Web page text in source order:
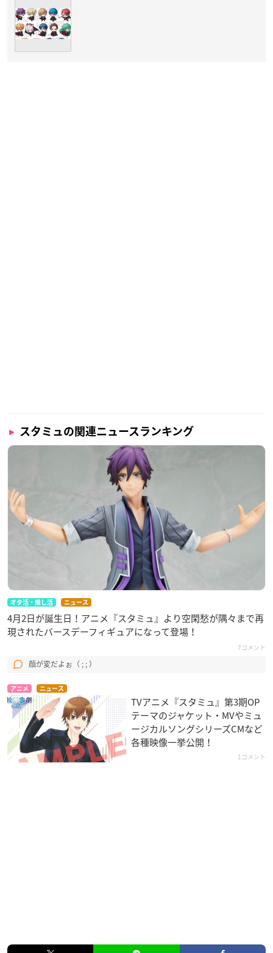
スタミュの関連ニュースランキング
オタ活・推し活 ニュース
4月2日が誕生日！アニメ『スタミュ』より空閑愁が隅々まで再
現されたバースデーフィギュアになって登場！
7コメント
顔が変だよぉ（ ; ; ）
アニメ ニュース
TVアニメ『スタミュ』第3期OP
テーマのジャケット・MVやミュ
ージカルソングシリーズCMなど
各種映像一挙公開！
1コメント